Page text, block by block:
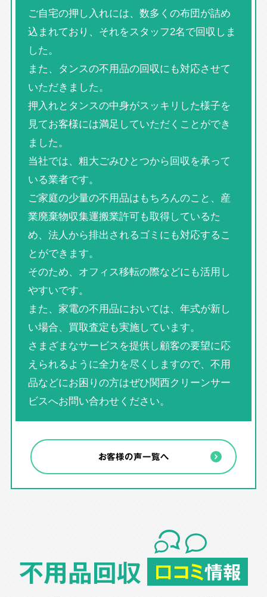
ご自宅の押し入れには、数多くの布団が詰め
込まれており、それをスタッフ2名で回収しま
した。
また、タンスの不用品の回収にも対応させて
いただきました。
押入れとタンスの中身がスッキリした様子を
見てお客様には満足していただくことができ
ました。
当社では、粗大ごみひとつから回収を承って
いる業者です。
ご家庭の少量の不用品はもちろんのこと、産
業廃棄物収集運搬業許可も取得しているた
め、法人から排出されるゴミにも対応するこ
とができます。
そのため、オフィス移転の際などにも活用し
やすいです。
また、家電の不用品においては、年式が新し
い場合、買取査定も実施しています。
さまざまなサービスを提供し顧客の要望に応
えられるように全力を尽くしますので、不用
品などにお困りの方はぜひ関西クリーンサー
ビスへお問い合わせください。
お客様の声一覧へ
不用品回収 口コミ情報